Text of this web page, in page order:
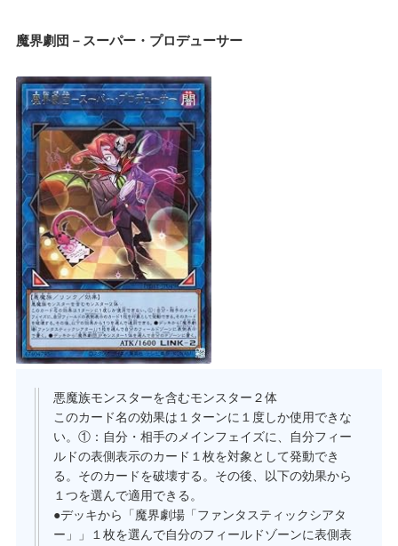
魔界劇団－スーパー・プロデューサー
悪魔族モンスターを含むモンスター２体
このカード名の効果は１ターンに１度しか使用できな
い。①：自分・相手のメインフェイズに、自分フィー
ルドの表側表示のカード１枚を対象として発動でき
る。そのカードを破壊する。その後、以下の効果から
１つを選んで適用できる。
●デッキから「魔界劇場「ファンタスティックシアタ
ー」」１枚を選んで自分のフィールドゾーンに表側表